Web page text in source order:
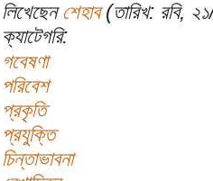
লিখেছেন শেহাব(তারিখ: রবি,
ক্যাটেগরি:
গবেষণা
পরিবেশ
প্রকৃতি
প্রযুক্তি
চিন্তাভাবনা